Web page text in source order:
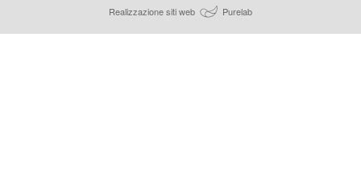
Realizzazione siti web Purelab